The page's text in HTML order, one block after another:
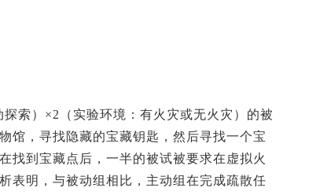
索）×2（实验环境：有火灾或无火灾）的被
馆，寻找隐藏的宝藏钥匙，然后寻找一个宝
找到宝藏点后，一半的被试被要求在虚拟火
表明，与被动组相比，主动组在完成疏散任